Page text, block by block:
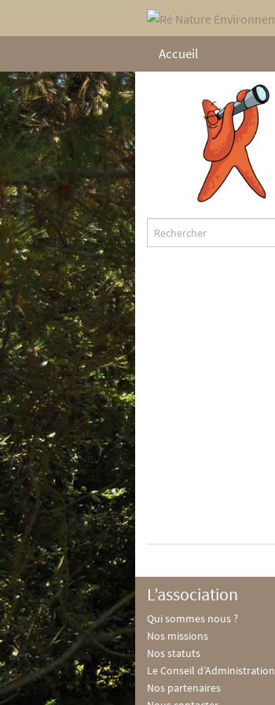
Accueil
L’association
Qui sommes nous ?
Nos missions
Nos statuts
Le Conseil d’Administration
Nos partenaires